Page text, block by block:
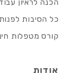
הכנה לראיון
כל הסיבות לפנות
קורס מטפלות
אודות